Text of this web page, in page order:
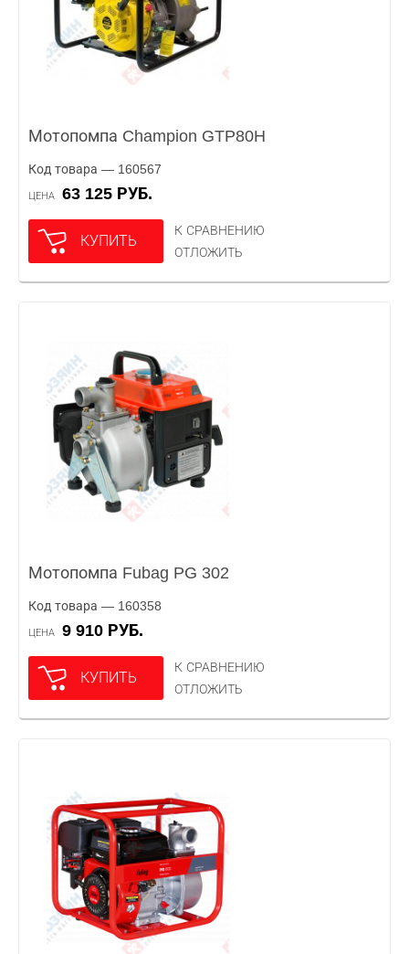
Мотопомпа Champion GTP80H
Код товара — 160567
ЦЕНА 63 125 РУБ.
КУПИТЬ
К СРАВНЕНИЮ
ОТЛОЖИТЬ
Мотопомпа Fubag PG 302
Код товара — 160358
ЦЕНА 9 910 РУБ.
КУПИТЬ
К СРАВНЕНИЮ
ОТЛОЖИТЬ